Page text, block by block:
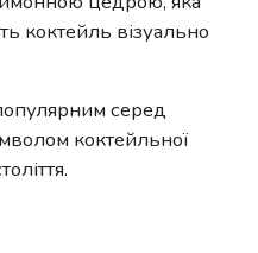
коктейль візуально
серед
коктейльної